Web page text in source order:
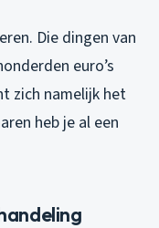
Die dingen van
euro’s
zich namelijk het
heb je al een